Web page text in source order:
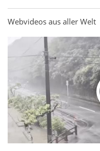
Webvideos aus aller Welt